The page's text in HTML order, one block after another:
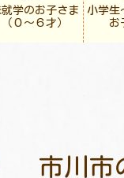
就学のお子さま
（０〜６才）
小学生
お
市川市